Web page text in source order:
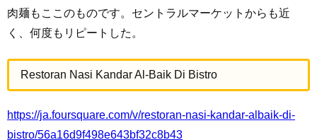
肉麺もここのものです。セントラルマーケットからも近
く、何度もリピートした。
Restoran Nasi Kandar Al-Baik Di Bistro
https://ja.foursquare.com/v/restoran-nasi-kandar-albaik-di-
bistro/56a16d9f498e643bf32c8b43